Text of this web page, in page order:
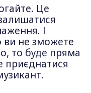
Це
І
не зможете
то буде пряма
приєднатися